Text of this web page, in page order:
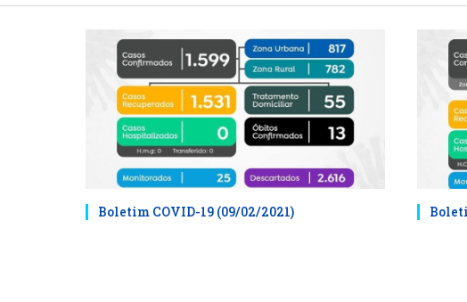
Boletim COVID-19 (09/02/2021)